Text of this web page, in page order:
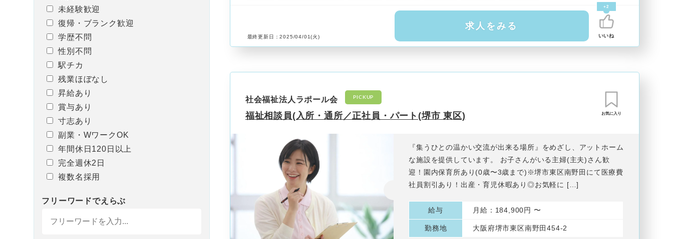
最終更新日：2025/04/01(火)
求人をみる
+2
いいね
社会福祉法人ラポール会 PICKUP
福祉相談員(入所・通所／正社員・パート(堺市 東区) お気に入り
『集うひとの温かい交流が出来る場所』をめざし、アットホーム
な施設を提供しています。 お子さんがいる主婦(主夫)さん歓
迎！園内保育所あり(0歳〜3歳まで)※堺市東区南野田にて医療費
社員割引あり！出産・育児休暇あり◎お気軽に […]
給与 月給：184,900円 〜
勤務地 大阪府堺市東区南野田454-2
未経験歓迎
復帰・ブランク歓迎
学歴不問
性別不問
駅チカ
残業ほぼなし
昇給あり
賞与あり
寸志あり
副業・WワークOK
年間休日120日以上
完全週休2日
複数名採用
フリーワードでえらぶ